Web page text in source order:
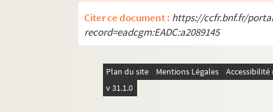
Citer ce document : https://ccfr.bnf.fr/
record=eadcgm:EADC:a2089145
Plan du site Mentions Légales
v 31.1.0